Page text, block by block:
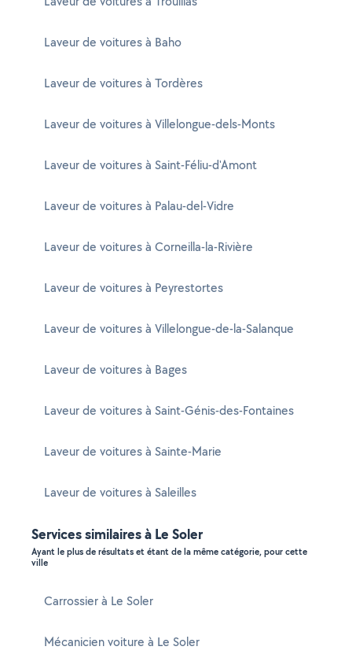
Laveur de voitures à Baho
Laveur de voitures à Tordères
Laveur de voitures à Villelongue-dels-Monts
Laveur de voitures à Saint-Féliu-d'Amont
Laveur de voitures à Palau-del-Vidre
Laveur de voitures à Corneilla-la-Rivière
Laveur de voitures à Peyrestortes
Laveur de voitures à Villelongue-de-la-Salanque
Laveur de voitures à Bages
Laveur de voitures à Saint-Génis-des-Fontaines
Laveur de voitures à Sainte-Marie
Laveur de voitures à Saleilles
Services similaires à Le Soler
Ayant le plus de résultats et étant de la même catégorie, pour cette
ville
Carrossier à Le Soler
Mécanicien voiture à Le Soler